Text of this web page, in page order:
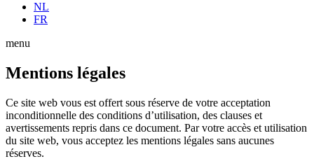
NL
FR
menu
Mentions légales
Ce site web vous est offert sous réserve de votre acceptation
inconditionnelle des conditions d’utilisation, des clauses et
avertissements repris dans ce document. Par votre accès et utilisation
du site web, vous acceptez les mentions légales sans aucunes
réserves.